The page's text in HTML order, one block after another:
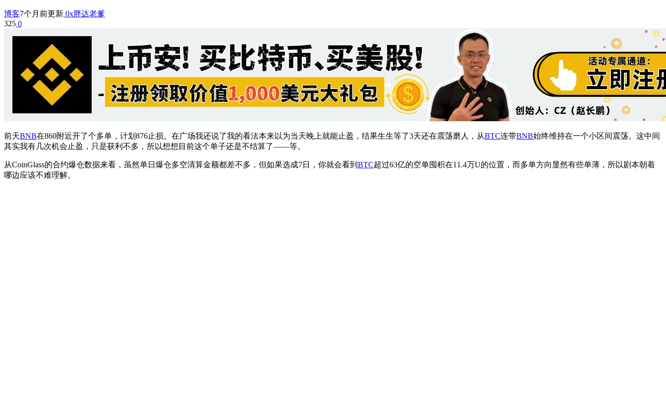
博客7个月前更新 0x胖达老爹
325 0
前天BNB在860附近开了个多单，计划876止损。在广场我还说了我的看法本来以为当天晚上就能止盈，结果生生等了3天还在震荡磨人，从BTC连带BNB始终维持在一个小区间震荡。这中间
其实我有几次机会止盈，只是获利不多，所以想想目前这个单子还是不结算了——等。
从CoinGlass的合约爆仓数据来看，虽然单日爆仓多空清算金额都差不多，但如果选成7日，你就会看到 BTC超过63亿的空单囤积在11.4万U的位置，而多单方向显然有些单薄，所以剧本朝着
哪边应该不难理解。